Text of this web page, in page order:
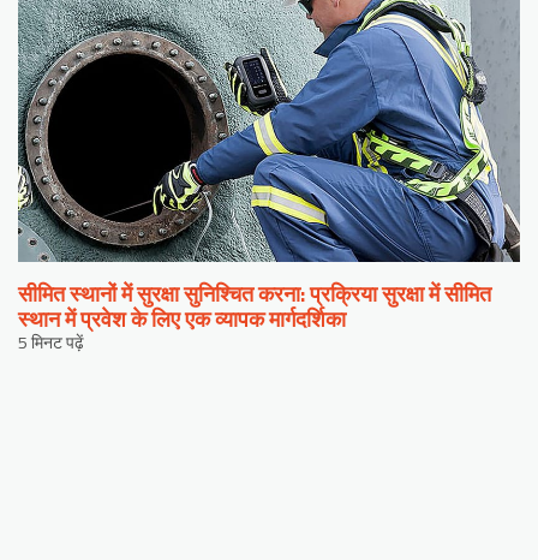
सीमित स्थानों में सुरक्षा सुनिश्चित करना: प्रक्रिया सुरक्षा में सीमित
स्थान में प्रवेश के लिए एक व्यापक मार्गदर्शिका
5 मिनट पढ़ें